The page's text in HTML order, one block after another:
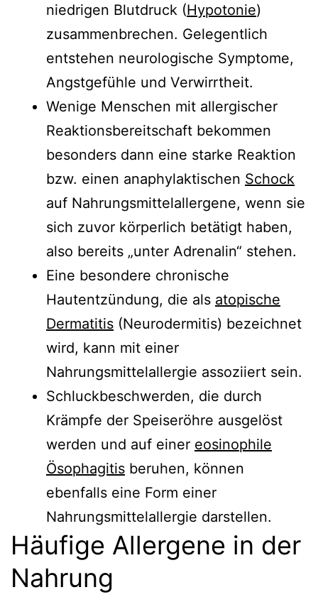
niedrigen Blutdruck (Hypotonie)
zusammenbrechen. Gelegentlich
entstehen neurologische Symptome,
Angstgefühle und Verwirrtheit.
Wenige Menschen mit allergischer
Reaktionsbereitschaft bekommen
besonders dann eine starke Reaktion
bzw. einen anaphylaktischen Schock
auf Nahrungsmittelallergene, wenn sie
sich zuvor körperlich betätigt haben,
also bereits „unter Adrenalin“ stehen.
Eine besondere chronische
Hautentzündung, die als atopische
Dermatitis (Neurodermitis) bezeichnet
wird, kann mit einer
Nahrungsmittelallergie assoziiert sein.
Schluckbeschwerden, die durch
Krämpfe der Speiseröhre ausgelöst
werden und auf einer eosinophile
Ösophagitis beruhen, können
ebenfalls eine Form einer
Nahrungsmittelallergie darstellen.
Häufige Allergene in der
Nahrung